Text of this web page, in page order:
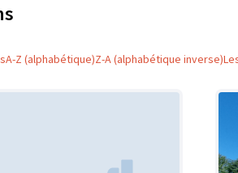
A-Z (alphabétique)Z-A (alphabétique inverse)